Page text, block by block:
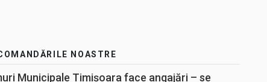
NOASTRE
Municipale Timișoara face angajări – se